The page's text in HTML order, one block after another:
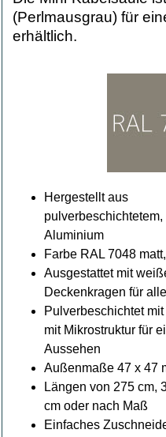
(Perlmausgrau) für
erhältlich.
Hergestellt aus
Aluminium
Farbe RAL 7048
Ausgestattet mit
Deckenkragen für
Pulverbeschichtet
mit Mikrostruktur für
Aussehen
Außenmaße 47 x 47
Längen von 275 cm,
cm oder nach Maß
Einfaches